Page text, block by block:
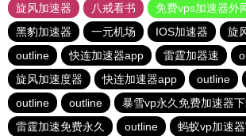
旋风加速器
八戒看书
免费vps加速器外
黑豹加速器
一元机场 IOS加速器
旋
outline
快连加速器app 雷霆加器速
旋风加速度器
快连加速器app outline
outline
outline
暴雪vp永久免费加速器
雷霆加速免费永久
outline
蚂蚁vp加速